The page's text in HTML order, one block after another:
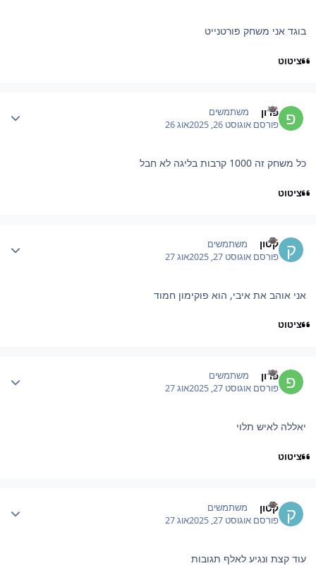
בוגד אני משחק פורטנייט
ציטוט
פרון משתמשים
פורסםאוגוסט 26, 2025 אוג 26
כל משחק זה 1000 קרבות בליגה לא חבל
ציטוט
קטון משתמשים
פורסםאוגוסט 27, 2025 אוג 27
אני אוהב את איבי, הוא פוקימון חמוד
ציטוט
פרון משתמשים
פורסםאוגוסט 27, 2025 אוג 27
יאללה לאיש תלוי
ציטוט
קטון משתמשים
פורסםאוגוסט 27, 2025 אוג 27
עוד קצת ונגיע לאלף תגובות